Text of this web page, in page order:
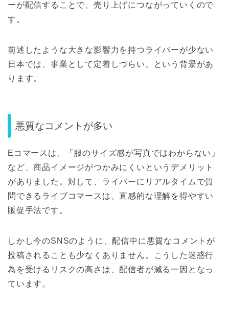
ーが配信することで、売り上げにつながっていくので
す。
前述したような大きな影響力を持つライバーが少ない
日本では、事業として定着しづらい、という背景があ
ります。
悪質なコメントが多い
Eコマースは、「服のサイズ感が写真ではわからない」
など、商品イメージがつかみにくいというデメリット
がありました。対して、ライバーにリアルタイムで質
問できるライブコマースは、直感的な理解を得やすい
販促手法です。
しかし今のSNSのように、配信中に悪質なコメントが
投稿されることも少なくありません。こうした迷惑行
為を受けるリスクの高さは、配信者が減る一因となっ
ています。